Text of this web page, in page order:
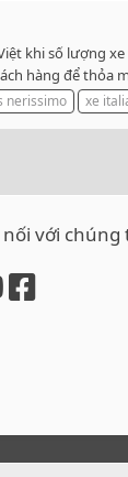
khi số lượng
hàng để thỏa
nerissimo xe
nối với chúng